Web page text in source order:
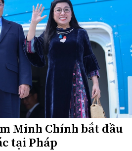
Minh Chính bắt đầu
tại Pháp